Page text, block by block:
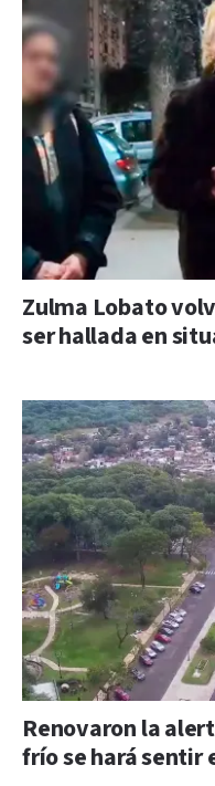
Zulma Lobato
ser hallada en
Renovaron la
frío se hará sentir